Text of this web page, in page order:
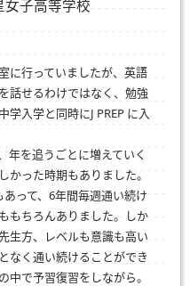
女子高等学校
に行っていましたが、英語
話せるわけではなく、勉強
学入学と同時にJ PREP に入
年を追うごとに増えていく
かった時期もありました。
って、6年間毎週通い続け
もちろんありました。しか
生方、レベルも意識も高い
なく通い続けることができ
中で予習復習をしながら。